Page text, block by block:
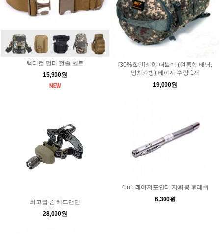
택티컬 멀티 전술 벨트
15,900원
[30%할인]신형 더블백 (원통형 배낭,
망치가방) 베이지 수량 1개
19,000원
최고급 줌 헤드랜턴
28,000원
4in1 레이져포인터 지휘봉 후레쉬
6,300원